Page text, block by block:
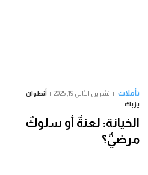
تأملات تشرين الثاني 19, 2025
أنطوان
يزبك
الخيانة: لعنةٌ أو سلوكٌ
مرضيٌّ؟